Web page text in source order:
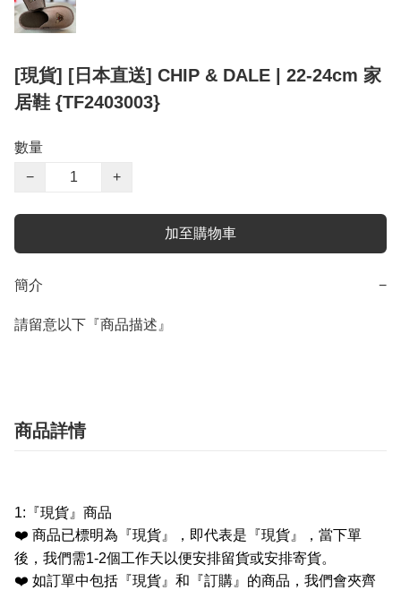
[現貨] [日本直送] CHIP & DALE | 22-24cm 家
居鞋 {TF2403003}
數量
−
+
加至購物車
簡介 −
請留意以下『商品描述』
商品詳情
1: 『現貨』商品
❤️ 商品已標明為『現貨』，即代表是『現貨』，當下單
後，我們需1-2個工作天以便安排留貨或安排寄貨。
❤️ 如訂單中包括『現貨』和『訂購』的商品，我們會夾齊